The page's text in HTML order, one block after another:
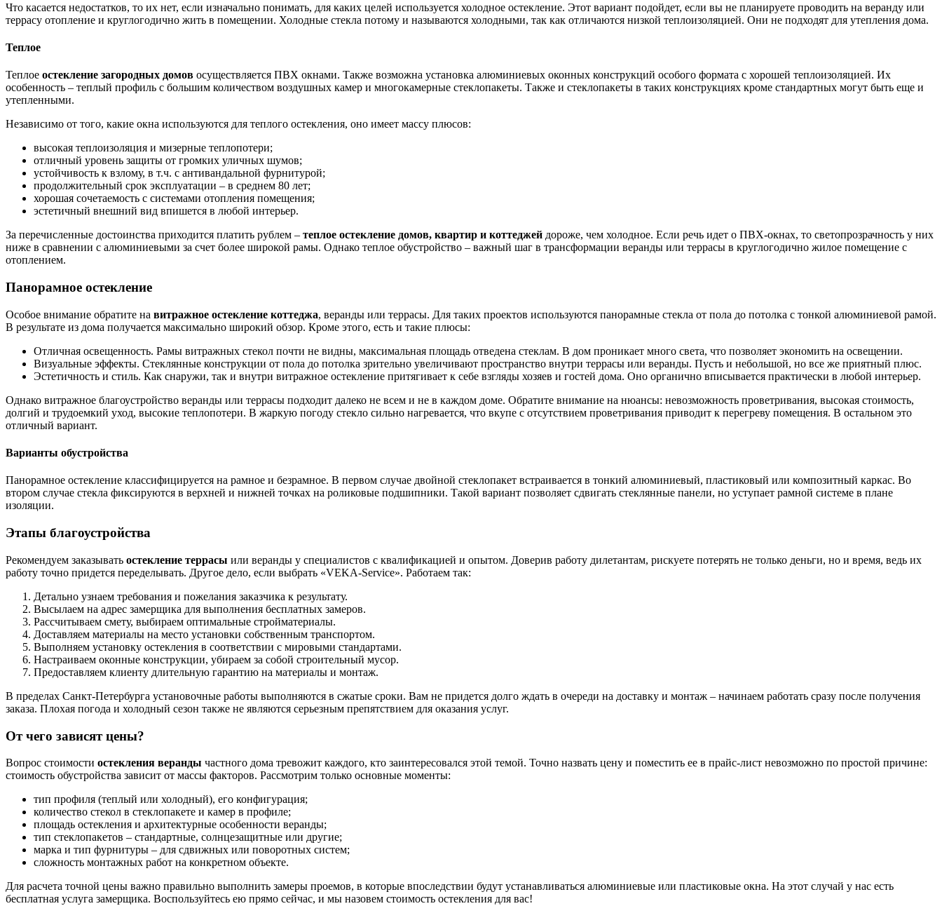
Что касается недостатков, то их нет, если изначально понимать, для каких целей используется холодное остекление. Этот вариант подойдет, если вы не планируете проводить на веранду или
террасу отопление и круглогодично жить в помещении. Холодные стекла потому и называются холодными, так как отличаются низкой теплоизоляцией. Они не подходят для утепления дома.
Теплое
Теплое остекление загородных домов осуществляется ПВХ окнами. Также возможна установка алюминиевых оконных конструкций особого формата с хорошей теплоизоляцией. Их
особенность – теплый профиль с большим количеством воздушных камер и многокамерные стеклопакеты. Также и стеклопакеты в таких конструкциях кроме стандартных могут быть еще и
утепленными.
Независимо от того, какие окна используются для теплого остекления, оно имеет массу плюсов:
высокая теплоизоляция и мизерные теплопотери;
отличный уровень защиты от громких уличных шумов;
устойчивость к взлому, в т.ч. с антивандальной фурнитурой;
продолжительный срок эксплуатации – в среднем 80 лет;
хорошая сочетаемость с системами отопления помещения;
эстетичный внешний вид впишется в любой интерьер.
За перечисленные достоинства приходится платить рублем – теплое остекление домов, квартир и коттеджей дороже, чем холодное. Если речь идет о ПВХ-окнах, то светопрозрачность у них
ниже в сравнении с алюминиевыми за счет более широкой рамы. Однако теплое обустройство – важный шаг в трансформации веранды или террасы в круглогодично жилое помещение с
отоплением.
Панорамное остекление
Особое внимание обратите на витражное остекление коттеджа, веранды или террасы. Для таких проектов используются панорамные стекла от пола до потолка с тонкой алюминиевой рамой.
В результате из дома получается максимально широкий обзор. Кроме этого, есть и такие плюсы:
Отличная освещенность. Рамы витражных стекол почти не видны, максимальная площадь отведена стеклам. В дом проникает много света, что позволяет экономить на освещении.
Визуальные эффекты. Стеклянные конструкции от пола до потолка зрительно увеличивают пространство внутри террасы или веранды. Пусть и небольшой, но все же приятный плюс.
Эстетичность и стиль. Как снаружи, так и внутри витражное остекление притягивает к себе взгляды хозяев и гостей дома. Оно органично вписывается практически в любой интерьер.
Однако витражное благоустройство веранды или террасы подходит далеко не всем и не в каждом доме. Обратите внимание на нюансы: невозможность проветривания, высокая стоимость,
долгий и трудоемкий уход, высокие теплопотери. В жаркую погоду стекло сильно нагревается, что вкупе с отсутствием проветривания приводит к перегреву помещения. В остальном это
отличный вариант.
Варианты обустройства
Панорамное остекление классифицируется на рамное и безрамное. В первом случае двойной стеклопакет встраивается в тонкий алюминиевый, пластиковый или композитный каркас. Во
втором случае стекла фиксируются в верхней и нижней точках на роликовые подшипники. Такой вариант позволяет сдвигать стеклянные панели, но уступает рамной системе в плане
изоляции.
Этапы благоустройства
Рекомендуем заказывать остекление террасы или веранды у специалистов с квалификацией и опытом. Доверив работу дилетантам, рискуете потерять не только деньги, но и время, ведь их
работу точно придется переделывать. Другое дело, если выбрать «VEKA-Service». Работаем так:
Детально узнаем требования и пожелания заказчика к результату.
Высылаем на адрес замерщика для выполнения бесплатных замеров.
Рассчитываем смету, выбираем оптимальные стройматериалы.
Доставляем материалы на место установки собственным транспортом.
Выполняем установку остекления в соответствии с мировыми стандартами.
Настраиваем оконные конструкции, убираем за собой строительный мусор.
Предоставляем клиенту длительную гарантию на материалы и монтаж.
В пределах Санкт-Петербурга установочные работы выполняются в сжатые сроки. Вам не придется долго ждать в очереди на доставку и монтаж – начинаем работать сразу после получения
заказа. Плохая погода и холодный сезон также не являются серьезным препятствием для оказания услуг.
От чего зависят цены?
Вопрос стоимости остекления веранды частного дома тревожит каждого, кто заинтересовался этой темой. Точно назвать цену и поместить ее в прайс-лист невозможно по простой причине:
стоимость обустройства зависит от массы факторов. Рассмотрим только основные моменты:
тип профиля (теплый или холодный), его конфигурация;
количество стекол в стеклопакете и камер в профиле;
площадь остекления и архитектурные особенности веранды;
тип стеклопакетов – стандартные, солнцезащитные или другие;
марка и тип фурнитуры – для сдвижных или поворотных систем;
сложность монтажных работ на конкретном объекте.
Для расчета точной цены важно правильно выполнить замеры проемов, в которые впоследствии будут устанавливаться алюминиевые или пластиковые окна. На этот случай у нас есть
бесплатная услуга замерщика. Воспользуйтесь ею прямо сейчас, и мы назовем стоимость остекления для вас!